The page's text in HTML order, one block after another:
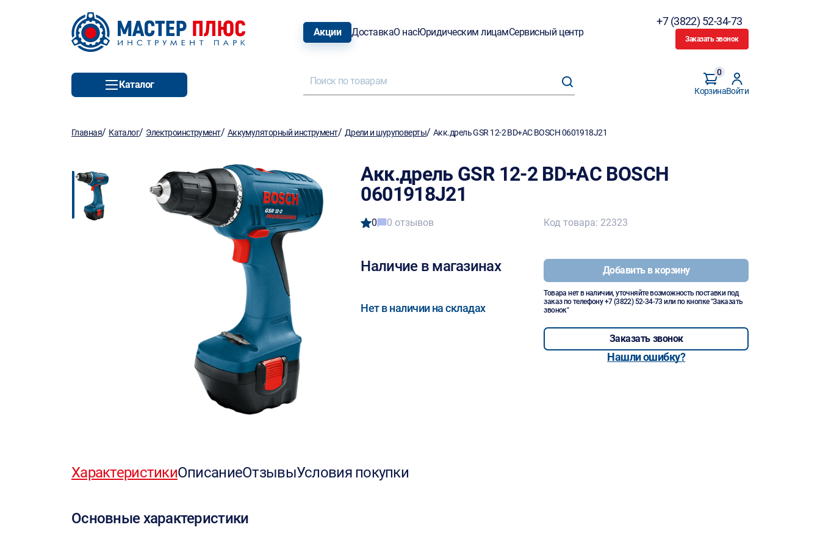
Акции ДоставкаО насЮридическим лицамСервисный центр
+7 (3822) 52-34-73
Заказать звонок
Каталог
Корзина
0
Войти
Главная/ Каталог/ Электроинструмент/ Аккумуляторный инструмент/ Дрели и шуруповерты/Акк.дрель GSR 12-2 BD+AC BOSCH 0601918J21
Акк.дрель GSR 12-2 BD+AC BOSCH
0601918J21
0 0 отзывов
Наличие в магазинах
Нет в наличии на складах
Код товара: 22323
Добавить в корзину
Товара нет в наличии, уточняйте возможность поставки под
заказ по телефону+7 (3822) 52-34-73 или по кнопке "Заказать
звонок"
Заказать звонок
Нашли ошибку?
ХарактеристикиОписаниеОтзывыУсловия покупки
Основные характеристики